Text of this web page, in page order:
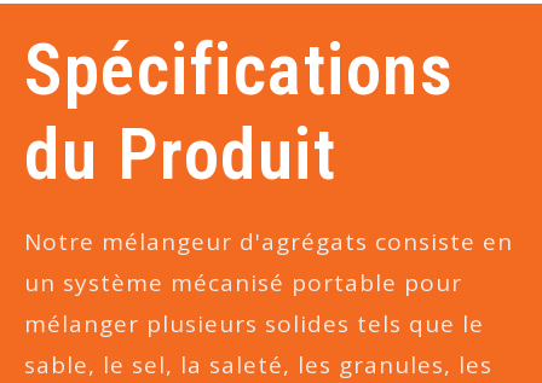
Spécifications
du Produit
Notre mélangeur d'agrégats consiste en
un système mécanisé portable pour
mélanger plusieurs solides tels que le
sable, le sel, la saleté, les granules, les